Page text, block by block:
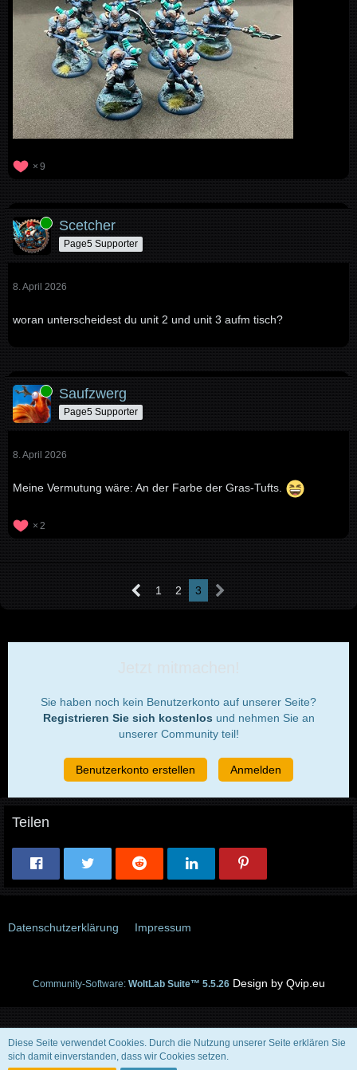
9
Online Scetcher
Page5 Supporter
8. April 2026
woran unterscheidest du unit 2 und unit 3 aufm tisch?
Online Saufzwerg
Page5 Supporter
8. April 2026
Meine Vermutung wäre: An der Farbe der Gras-Tufts.
2
1 2 3
Sie haben noch kein Benutzerkonto auf unserer Seite?
Registrieren Sie sich kostenlos und nehmen Sie an
unserer Community teil!
Benutzerkonto erstellen Anmelden
Teilen
Datenschutzerklärung Impressum
Community-Software: WoltLab Suite™ 5.5.26
Diese Seite verwendet Cookies. Durch die Nutzung unserer Seite erklären Sie
sich damit einverstanden, dass wir Cookies setzen.